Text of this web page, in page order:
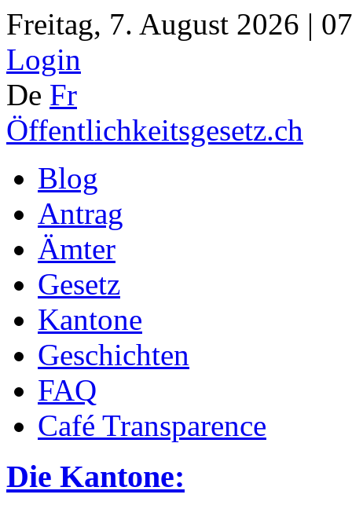
Freitag, 7. August 2026 |
Login
De Fr
Öffentlichkeitsgesetz.ch
Blog
Antrag
Ämter
Gesetz
Kantone
Geschichten
FAQ
Café Transparence
Die Kantone: